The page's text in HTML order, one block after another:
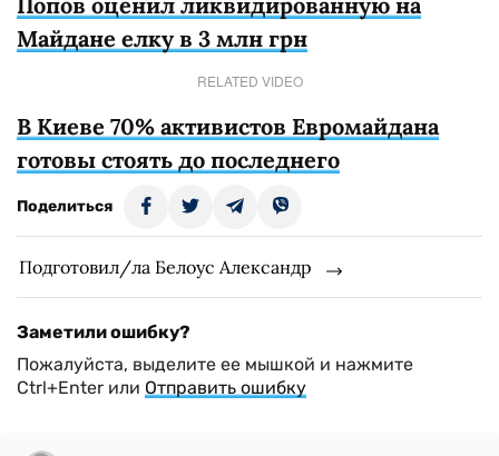
Майдане елку в 3 млн грн
RELATED VIDEO
В Киеве 70% активистов Евромайдана
готовы стоять до последнего
Поделиться
Подготовил/ла Белоус Александр
Заметили ошибку?
Пожалуйста, выделите ее мышкой и нажмите
Ctrl+Enter или Отправить ошибку